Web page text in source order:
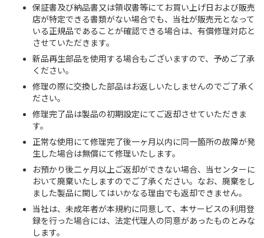
保証書及び納品書又は領収書等にてお買い上げ日および販売
店が特定できる書類がない場合でも、当社が販売元となって
いる正規品であることが確認できる場合は、有償修理対応と
させていただきます。
新品再生部品を使用する場合もございますので、予めご了承
ください。
修理の際に交換した部品はお返しいたしませんのでご了承く
ださい。
修理完了品は製品の初期設定にてご返却させていただきま
す。
正常な使用にて修理完了後一ヶ月以内に同一箇所の故障が発
生した場合は無償にて修理いたします。
お預かり後二ヶ月以上ご返却ができない場合、当センターに
おいて廃棄いたしますのでご了承ください。なお、廃棄をし
ました製品に関してはいかなる理由でも返却できません。
当社は、未成年者が本規約に同意して、本サービスの利用登
録を行った場合には、法定代理人の同意があったものとみな
します。